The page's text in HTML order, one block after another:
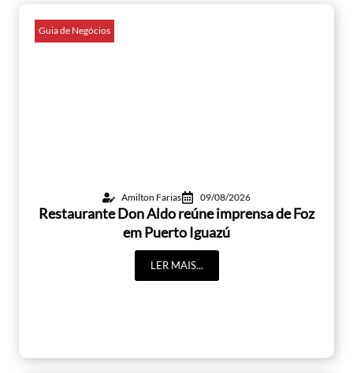
Guia de Negócios
Amilton Farias 09/08/2026
Restaurante Don Aldo reúne imprensa de Foz
em Puerto Iguazú
LER MAIS...